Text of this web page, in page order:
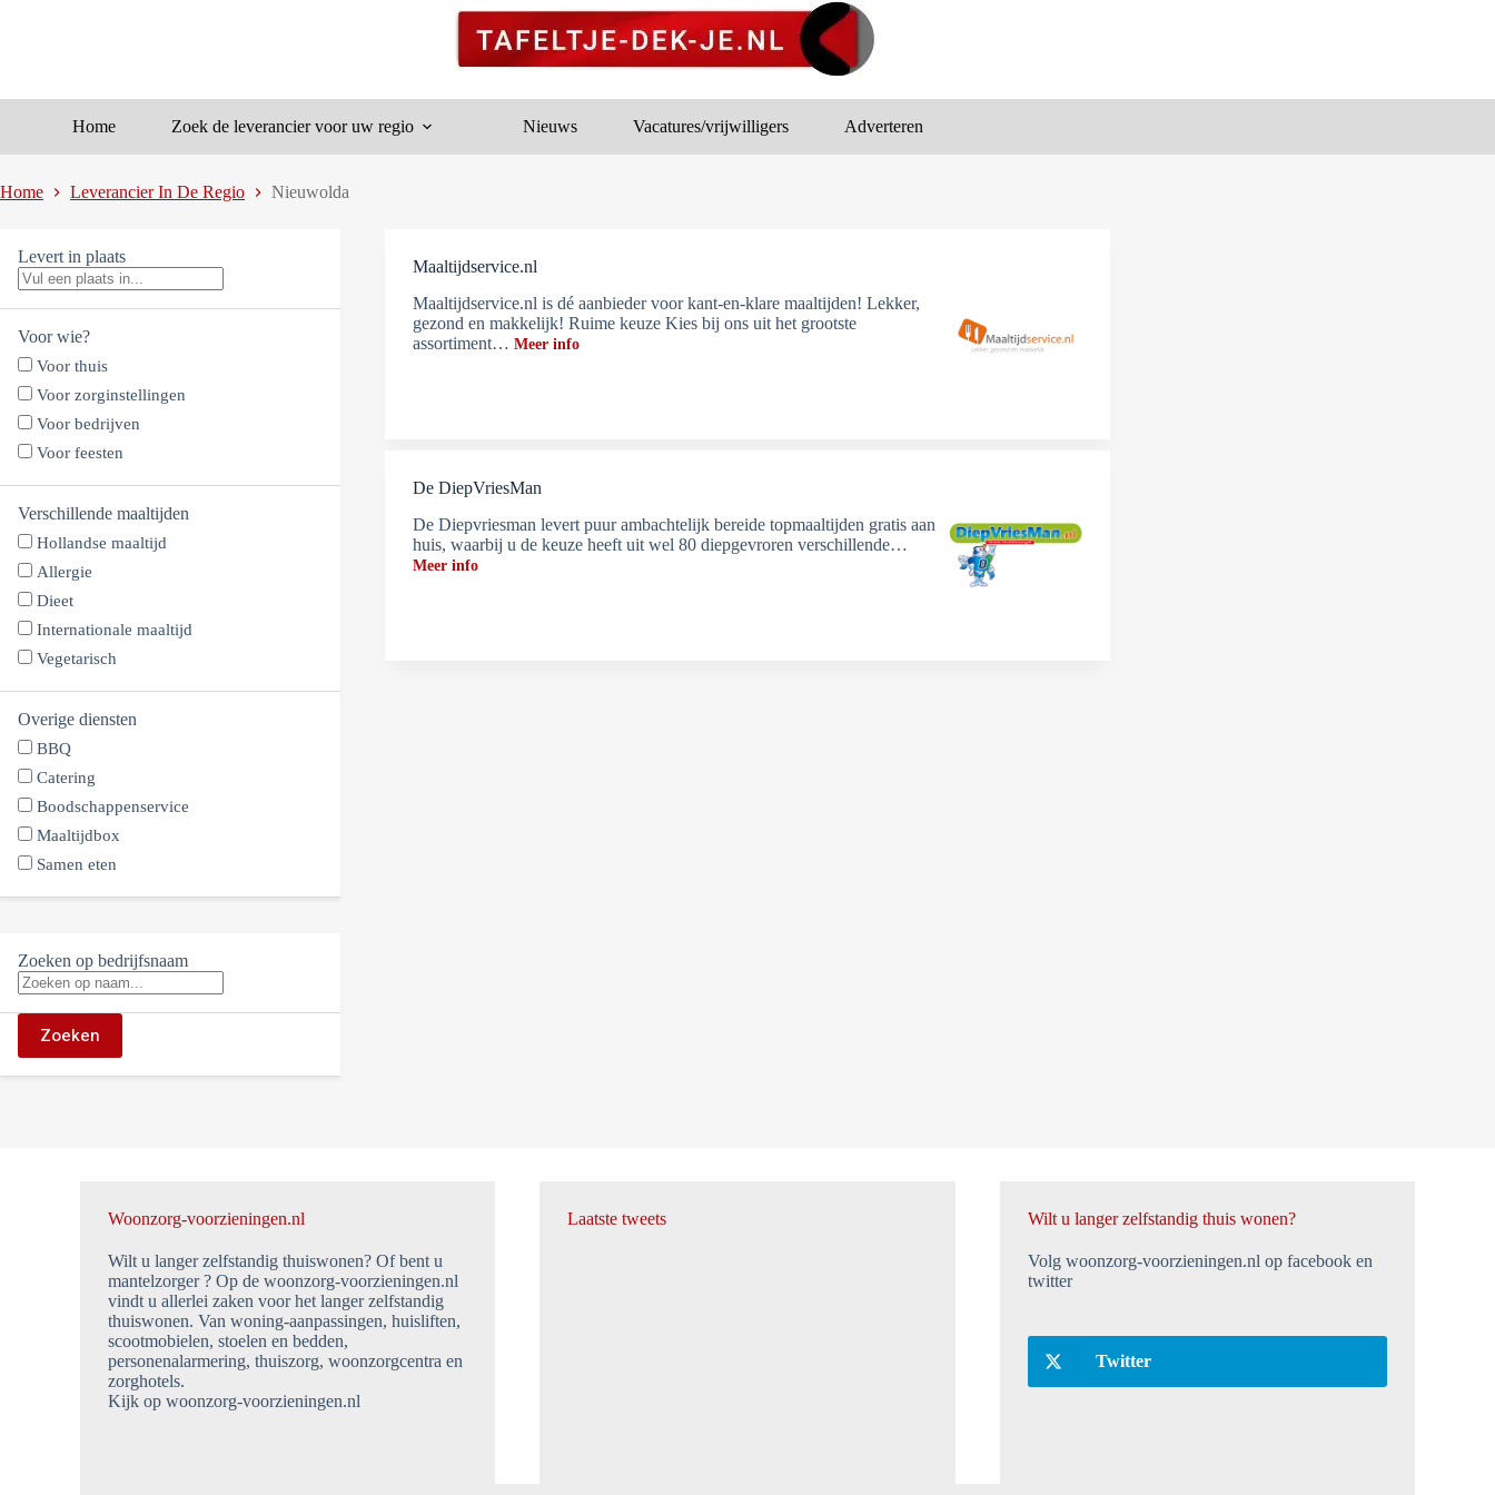
Home Zoek de leverancier voor uw regio Nieuws Vacatures/vrijwilligers Adverteren
Home Leverancier In De Regio Nieuwolda
Levert in plaats
Voor wie?
Voor thuis
Voor zorginstellingen
Voor bedrijven
Voor feesten
Verschillende maaltijden
Hollandse maaltijd
Allergie
Dieet
Internationale maaltijd
Vegetarisch
Overige diensten
BBQ
Catering
Boodschappenservice
Maaltijdbox
Samen eten
Zoeken op bedrijfsnaam
Zoeken
Maaltijdservice.nl
Maaltijdservice.nl is dé aanbieder voor kant-en-klare maaltijden! Lekker,
gezond en makkelijk! Ruime keuze Kies bij ons uit het grootste
assortiment… Meer info
De DiepVriesMan
De Diepvriesman levert puur ambachtelijk bereide topmaaltijden gratis aan
huis, waarbij u de keuze heeft uit wel 80 diepgevroren verschillende…
Meer info
Woonzorg-voorzieningen.nl
Wilt u langer zelfstandig thuiswonen? Of bent u
mantelzorger ? Op de woonzorg-voorzieningen.nl
vindt u allerlei zaken voor het langer zelfstandig
thuiswonen. Van woning-aanpassingen, huisliften,
scootmobielen, stoelen en bedden,
personenalarmering, thuiszorg, woonzorgcentra en
zorghotels.
Kijk op woonzorg-voorzieningen.nl
Laatste tweets Wilt u langer zelfstandig thuis wonen?
Volg woonzorg-voorzieningen.nl op facebook en
twitter
Twitter